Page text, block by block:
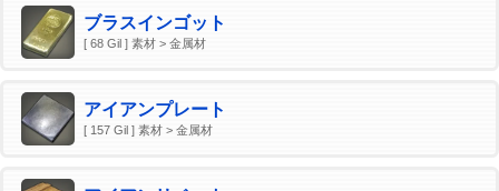
ブラスインゴット
[ 68 Gil ] 素材 > 金属材
アイアンプレート
[ 157 Gil ] 素材 > 金属材